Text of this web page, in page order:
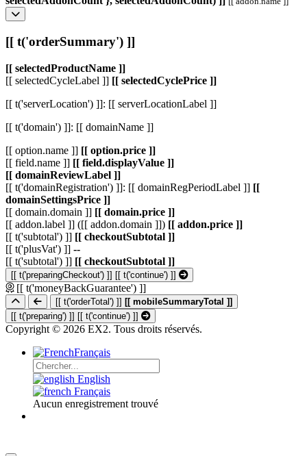
[[ t('orderSummary') ]]
[[ selectedProductName ]]
[[ selectedCycleLabel ]] [[ selectedCyclePrice ]]
[[ t('serverLocation') ]]: [[ serverLocationLabel ]]
[[ t('domain') ]]: [[ domainName ]]
[[ option.name ]] [[ option.price ]]
[[ field.name ]] [[ field.displayValue ]]
[[ domainReviewLabel ]]
[[ t('domainRegistration') ]]: [[ domainRegPeriodLabel ]] [[
domainSettingsPrice ]]
[[ domain.domain ]] [[ domain.price ]]
[[ addon.label ]] ([[ addon.domain ]]) [[ addon.price ]]
[[ t('subtotal') ]] [[ checkoutSubtotal ]]
[[ t('plusVat') ]] --
[[ t('subtotal') ]] [[ checkoutSubtotal ]]
[[ t('preparingCheckout') ]] [[ t('continue') ]]
[[ t('moneyBackGuarantee') ]]
[[ t('orderTotal') ]] [[ mobileSummaryTotal ]]
[[ t('preparing') ]] [[ t('continue') ]]
Copyright © 2026 EX2. Tous droits réservés.
Français
English
Français
Aucun enregistrement trouvé